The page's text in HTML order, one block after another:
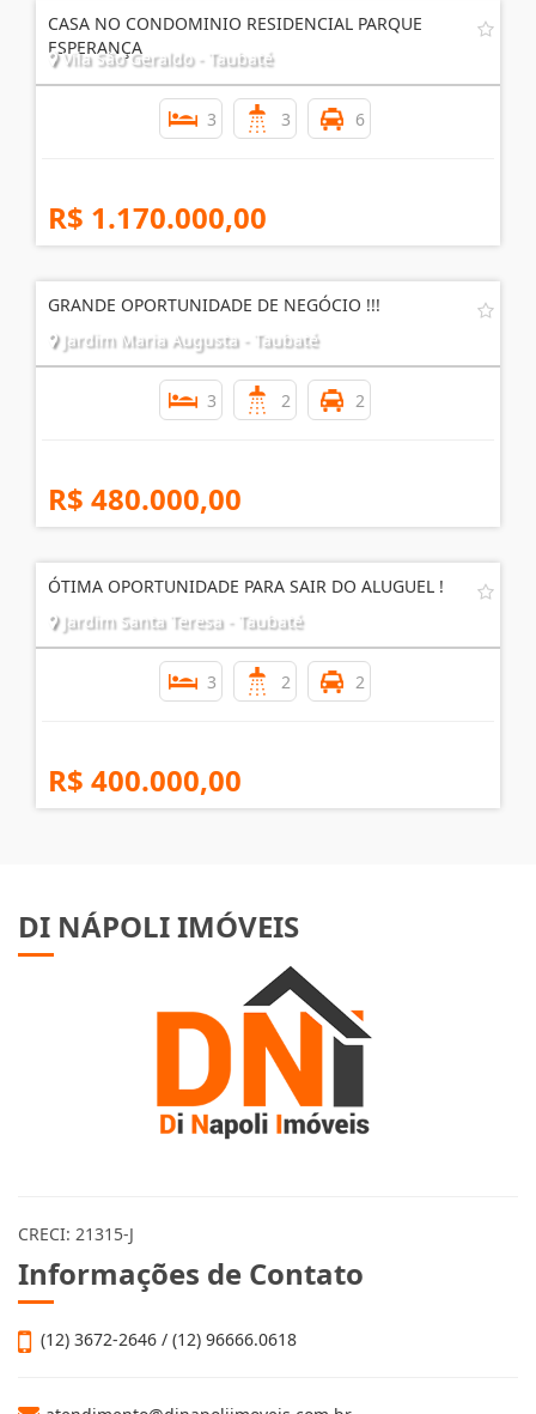
CASA NO CONDOMINIO RESIDENCIAL PARQUE
ESPERANÇA
Vila São Geraldo - Taubaté
3 3 6
R$ 1.170.000,00
GRANDE OPORTUNIDADE DE NEGÓCIO !!!
Jardim Maria Augusta - Taubaté
3 2 2
R$ 480.000,00
ÓTIMA OPORTUNIDADE PARA SAIR DO ALUGUEL !
Jardim Santa Teresa - Taubaté
3 2 2
R$ 400.000,00
DI NÁPOLI IMÓVEIS
CRECI: 21315-J
Informações de Contato
(12) 3672-2646 / (12) 96666.0618